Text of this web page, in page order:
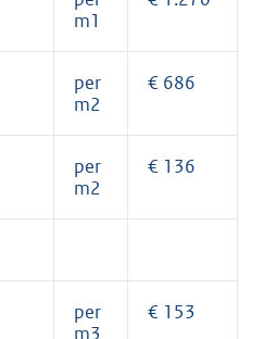
m1
per
m2
€ 686
per
m2
€ 136
per
m3
€ 153